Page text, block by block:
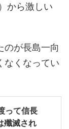
から激しい
のが長島一向
なくなってい
って信長
殲滅され